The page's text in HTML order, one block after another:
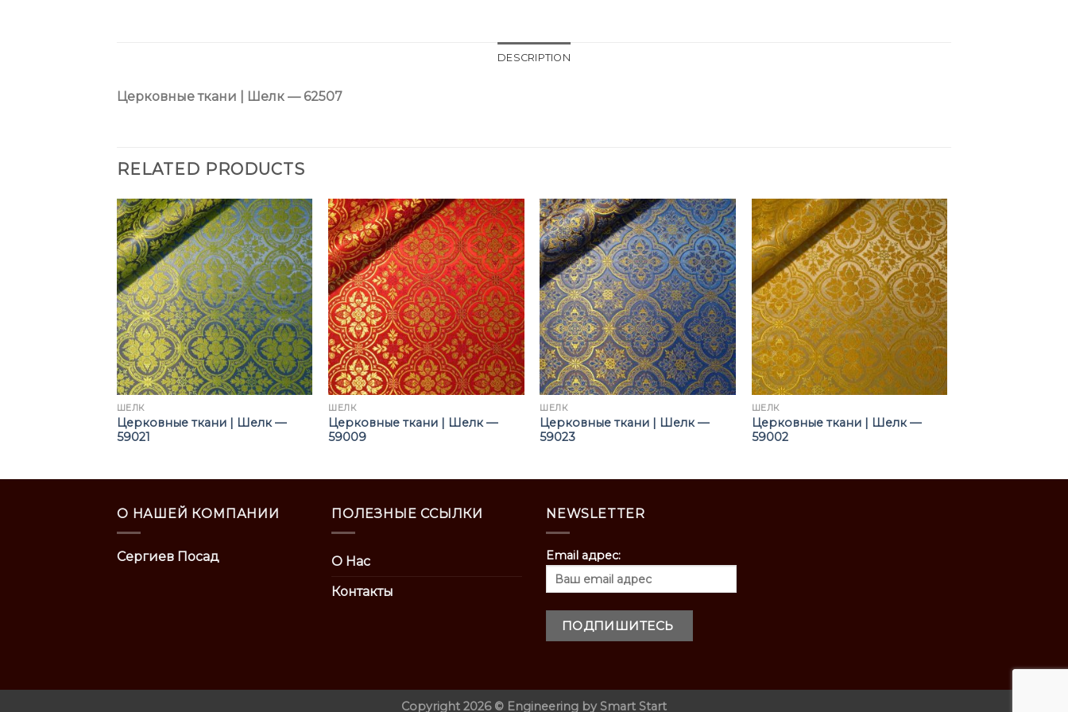
DESCRIPTION
Церковные ткани | Шелк — 62507
RELATED PRODUCTS
ШЁЛК
Церковные ткани | Шелк —
59021
ШЁЛК
Церковные ткани | Шелк —
59009
ШЁЛК
Церковные ткани | Шелк —
59023
ШЁЛК
Церковные ткани | Шелк —
59002
О НАШЕЙ КОМПАНИИ
Сергиев Посад
ПОЛЕЗНЫЕ ССЫЛКИ
О Нас
Контакты
NEWSLETTER
Email адрес:
Copyright 2026 © Engineering by Smart Start